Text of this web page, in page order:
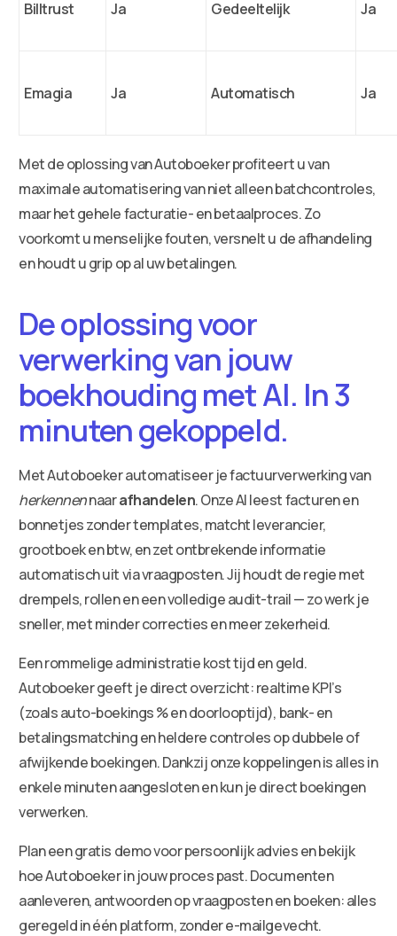
Billtrust Ja Gedeeltelijk Ja
Emagia Ja Automatisch Ja
Met de oplossing van Autoboeker profiteert u van
maximale automatisering van niet alleen batchcontroles,
maar het gehele facturatie- en betaalproces. Zo
voorkomt u menselijke fouten, versnelt u de afhandeling
en houdt u grip op al uw betalingen.
De oplossing voor
verwerking van jouw
boekhouding met AI. In 3
minuten gekoppeld.
Met Autoboeker automatiseer je factuurverwerking van
herkennennaarafhandelen. Onze AI leest facturen en
bonnetjes zonder templates, matcht leverancier,
grootboek en btw, en zet ontbrekende informatie
automatisch uit via vraagposten. Jij houdt de regie met
drempels, rollen en een volledige audit-trail — zo werk je
sneller, met minder correcties en meer zekerheid.
Een rommelige administratie kost tijd en geld.
Autoboeker geeft je direct overzicht: realtime KPI’s
(zoals auto-boekings % en doorlooptijd), bank- en
betalingsmatching en heldere controles op dubbele of
afwijkende boekingen. Dankzij onze koppelingen is alles in
enkele minuten aangesloten en kun je direct boekingen
verwerken.
Plan een gratis demo voor persoonlijk advies en bekijk
hoe Autoboeker in jouw proces past. Documenten
aanleveren, antwoorden op vraagposten en boeken: alles
geregeld in één platform, zonder e-mailgevecht.